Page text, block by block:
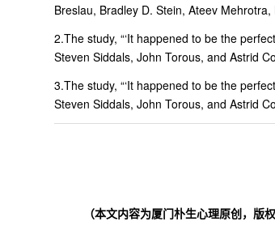
Breslau, Bradley D. Stein, Ateev
2.The study, “‘It happened to be the
Steven Siddals, John Torous, and Astrid
3.The study, “‘It happened to be the
Steven Siddals, John Torous, and Astrid
（本文内容为厦门朴生心理原创，版权